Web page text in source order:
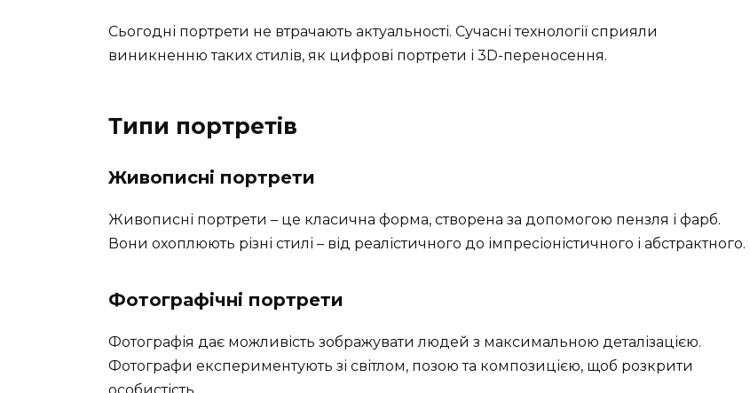
Сьогодні портрети не втрачають актуальності. Сучасні технології сприяли
виникненню таких стилів, як цифрові портрети і 3D-переносення.
Типи портретів
Живописні портрети
Живописні портрети – це класична форма, створена за допомогою пензля і фарб.
Вони охоплюють різні стилі – від реалістичного до імпресіоністичного і абстрактного.
Фотографічні портрети
Фотографія дає можливість зображувати людей з максимальною деталізацією.
Фотографи експериментують зі світлом, позою та композицією, щоб розкрити
особистість.